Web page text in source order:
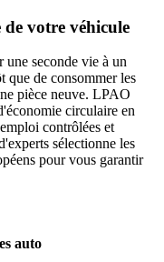
votre véhicule
une seconde vie à un
que de consommer les
pièce neuve. LPAO
circulaire en
contrôlées et
sélectionne les
pour vous garantir
auto